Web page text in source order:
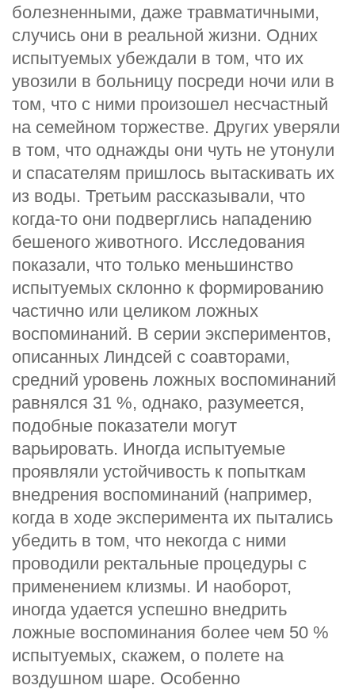
болезненными, даже травматичными,
случись они в реальной жизни. Одних
испытуемых убеждали в том, что их
увозили в больницу посреди ночи или в
том, что с ними произошел несчастный
на семейном торжестве. Других уверяли
в том, что однажды они чуть не утонули
и спасателям пришлось вытаскивать их
из воды. Третьим рассказывали, что
когда-то они подверглись нападению
бешеного животного. Исследования
показали, что только меньшинство
испытуемых склонно к формированию
частично или целиком ложных
воспоминаний. В серии экспериментов,
описанных Линдсей с соавторами,
средний уровень ложных воспоминаний
равнялся 31 %, однако, разумеется,
подобные показатели могут
варьировать. Иногда испытуемые
проявляли устойчивость к попыткам
внедрения воспоминаний (например,
когда в ходе эксперимента их пытались
убедить в том, что некогда с ними
проводили ректальные процедуры с
применением клизмы. И наоборот,
иногда удается успешно внедрить
ложные воспоминания более чем 50 %
испытуемых, скажем, о полете на
воздушном шаре. Особенно